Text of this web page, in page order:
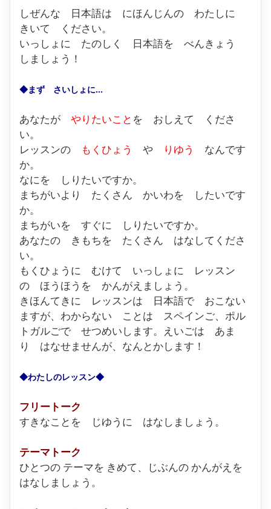
しぜんな 日本語は にほんじんの わたしに
きいて ください。
いっしょに たのしく 日本語を べんきょう
しましょう！
◆まず さいしょに…
あなたが やりたいこと を おしえて くださ
い。
レッスンの
もくひょう や りゆう
なんです
か。
なにを しりたいですか。
まちがいより たくさん かいわを したいです
か。
まちがいを すぐに しりたいですか。
あなたの きもちを たくさん はなしてくださ
い。
もくひょうに むけて いっしょに レッスン
の ほうほうを かんがえましょう。
きほんてきに レッスンは 日本語で おこない
ますが、わからない ことは スペインご、ポル
トガルごで せつめいします。えいごは あま
り はなせませんが、なんとかします！
◆わたしのレッスン◆
フリートーク
すきなことを じゆうに はなしましょう。
テーマトーク
ひとつの テーマを きめて、じぶんの かんがえを
はなしましょう。